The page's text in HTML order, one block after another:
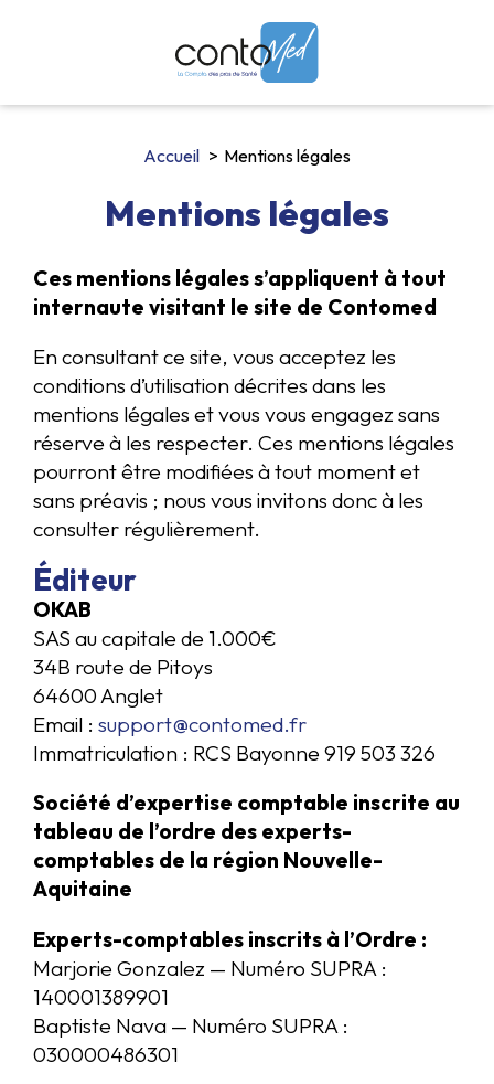
Accueil Mentions légales
Mentions légales
Ces mentions légales s’appliquent à tout
internaute visitant le site de Contomed
En consultant ce site, vous acceptez les
conditions d’utilisation décrites dans les
mentions légales et vous vous engagez sans
réserve à les respecter. Ces mentions légales
pourront être modifiées à tout moment et
sans préavis ; nous vous invitons donc à les
consulter régulièrement.
Éditeur
OKAB
SAS au capitale de 1.000€
34B route de Pitoys
64600 Anglet
Email : support@contomed.fr
Immatriculation : RCS Bayonne 919 503 326
Société d’expertise comptable inscrite au
tableau de l’ordre des experts-
comptables de la région Nouvelle-
Aquitaine
Experts-comptables inscrits à l’Ordre :
Marjorie Gonzalez — Numéro SUPRA :
140001389901
Baptiste Nava — Numéro SUPRA :
030000486301